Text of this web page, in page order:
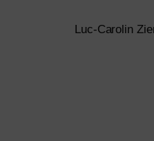
Luc-Carolin